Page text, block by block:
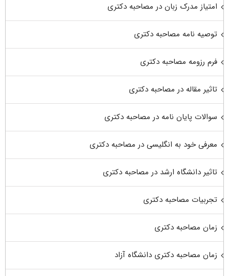
امتیاز مدرک زبان در مصاحبه دکتری
توصیه نامه مصاحبه دکتری
فرم رزومه مصاحبه دکتری
تاثیر مقاله در مصاحبه دکتری
سوالات پایان نامه در مصاحبه دکتری
معرفی خود به انگلیسی در مصاحبه دکتری
تاثیر دانشگاه ارشد در مصاحبه دکتری
تجربیات مصاحبه دکتری
زمان مصاحبه دکتری
زمان مصاحبه دکتری دانشگاه آزاد